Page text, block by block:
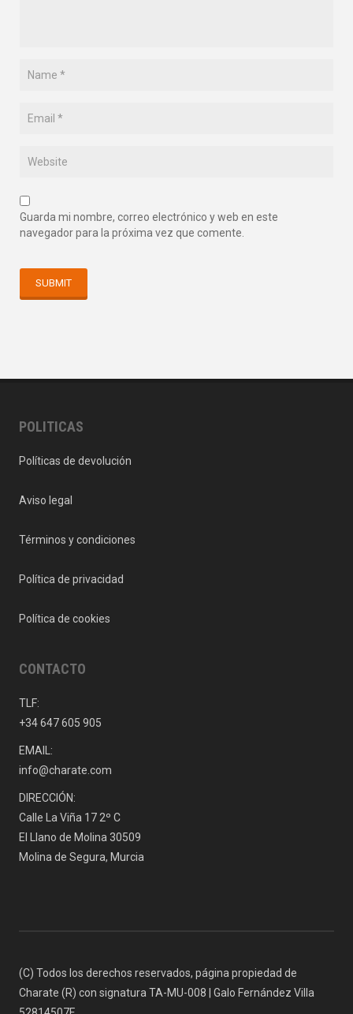
Guarda mi nombre, correo electrónico y web en este
navegador para la próxima vez que comente.
POLITICAS
Políticas de devolución
Aviso legal
Términos y condiciones
Política de privacidad
Política de cookies
CONTACTO
TLF:
+34 647 605 905
EMAIL:
info@charate.com
DIRECCIÓN:
Calle La Viña 17 2º C
El Llano de Molina 30509
Molina de Segura, Murcia
(C) Todos los derechos reservados, página propiedad de
Charate (R) con signatura TA-MU-008 | Galo Fernández Villa